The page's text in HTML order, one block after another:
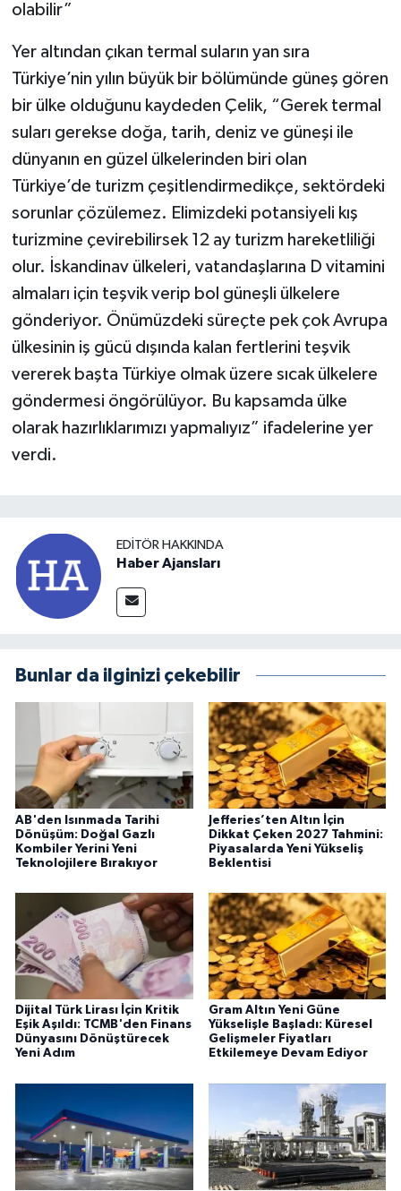
olabilir”
Yer altından çıkan termal suların yan sıra
Türkiye’nin yılın büyük bir bölümünde güneş gören
bir ülke olduğunu kaydeden Çelik, “Gerek termal
suları gerekse doğa, tarih, deniz ve güneşi ile
dünyanın en güzel ülkelerinden biri olan
Türkiye’de turizm çeşitlendirmedikçe, sektördeki
sorunlar çözülemez. Elimizdeki potansiyeli kış
turizmine çevirebilirsek 12 ay turizm hareketliliği
olur. İskandinav ülkeleri, vatandaşlarına D vitamini
almaları için teşvik verip bol güneşli ülkelere
gönderiyor. Önümüzdeki süreçte pek çok Avrupa
ülkesinin iş gücü dışında kalan fertlerini teşvik
vererek başta Türkiye olmak üzere sıcak ülkelere
göndermesi öngörülüyor. Bu kapsamda ülke
olarak hazırlıklarımızı yapmalıyız” ifadelerine yer
verdi.
EDITÖR HAKKINDA
Haber Ajansları
Bunlar da ilginizi çekebilir
AB'den Isınmada Tarihi
Dönüşüm: Doğal Gazlı
Kombiler Yerini Yeni
Teknolojilere Bırakıyor
Jefferies’ten Altın İçin
Dikkat Çeken 2027 Tahmini:
Piyasalarda Yeni Yükseliş
Beklentisi
Dijital Türk Lirası İçin Kritik
Eşik Aşıldı: TCMB'den Finans
Dünyasını Dönüştürecek
Yeni Adım
Gram Altın Yeni Güne
Yükselişle Başladı: Küresel
Gelişmeler Fiyatları
Etkilemeye Devam Ediyor